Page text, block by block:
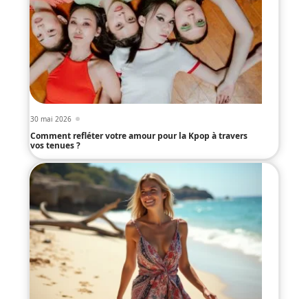
30 mai 2026
Comment refléter votre amour pour la Kpop à travers
vos tenues ?